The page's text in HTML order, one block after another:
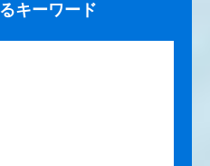
キーワード